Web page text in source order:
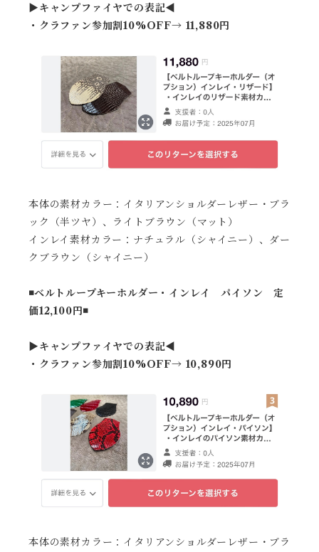
▶︎キャンプファイヤでの表記◀︎
・クラファン参加割10%OFF→ 11,880円
本体の素材カラー：イタリアンショルダーレザー・ブラ
ック（半ツヤ）、ライトブラウン（マット）
インレイ素材カラー：ナチュラル（シャイニー）、ダー
クブラウン（シャイニー）
◾️ベルトループキーホルダー・インレイ パイソン 定
価12,100円◾️
▶︎キャンプファイヤでの表記◀︎
・クラファン参加割10%OFF→ 10,890円
本体の素材カラー：イタリアンショルダーレザー・ブラ